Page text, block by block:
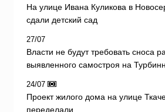
На улице Ивана Куликова в
сдали детский сад
27/07
Власти не будут требовать сноса
выявленного самостроя на
24/07
Проект жилого дома на улице
переделали